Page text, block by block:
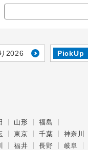
2026 PickUp
山形
福島
東京 千葉
神奈川
福井 長野 岐阜